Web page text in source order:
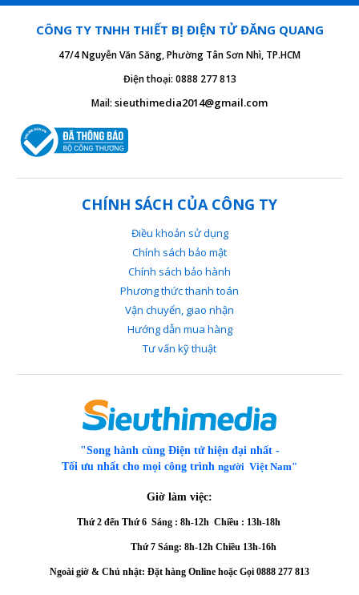
CÔNG TY TNHH THIẾT BỊ ĐIỆN TỬ ĐĂNG QUANG
47/4 Nguyễn Văn Săng, Phường Tân Sơn Nhì, TP.HCM
Điện thoại: 0888 277 813
Mail: sieuthimedia2014@gmail.com
CHÍNH SÁCH CỦA CÔNG TY
Điều khoản sử dụng
Chính sách bảo mật
Chính sách bảo hành
Phương thức thanh toán
Vận chuyển, giao nhận
Hướng dẫn mua hàng
Tư vấn kỹ thuật
"Song hành cùng Điện tử hiện đại nhất -
Tối ưu nhất cho mọi công trình người Việt Nam"
Giờ làm việc:
Thứ 2 đến Thứ 6 Sáng : 8h-12h Chiều : 13h-18h
Thứ 7 Sáng: 8h-12h Chiều 13h-16h
Ngoài giờ & Chủ nhật: Đặt hàng Online hoặc Gọi 0888 277 813